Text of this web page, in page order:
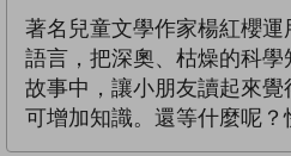
著名兒童文學作家楊紅櫻
語言，把深奧、枯燥的科
故事中，讓小朋友讀起來覺
可增加知識。還等什麼呢？